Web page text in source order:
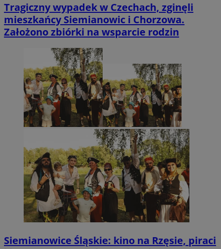
Tragiczny wypadek w Czechach, zginęli
mieszkańcy Siemianowic i Chorzowa.
Założono zbiórki na wsparcie rodzin
Siemianowice Śląskie: kino na Rzęsie, piraci